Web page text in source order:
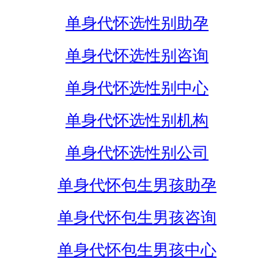
单身代怀选性别助孕
单身代怀选性别咨询
单身代怀选性别中心
单身代怀选性别机构
单身代怀选性别公司
单身代怀包生男孩助孕
单身代怀包生男孩咨询
单身代怀包生男孩中心